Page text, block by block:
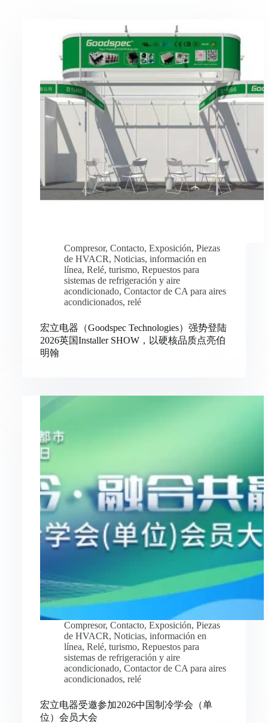
Compresor, Contacto, Exposición, Piezas
de HVACR, Noticias, información en
línea, Relé, turismo, Repuestos para
sistemas de refrigeración y aire
acondicionado, Contactor de CA para aires
acondicionados, relé
宏立电器（Goodspec Technologies）强势登陆
2026英国Installer SHOW，以硬核品质点亮伯
明翰
Compresor, Contacto, Exposición, Piezas
de HVACR, Noticias, información en
línea, Relé, turismo, Repuestos para
sistemas de refrigeración y aire
acondicionado, Contactor de CA para aires
acondicionados, relé
宏立电器受邀参加2026中国制冷学会（单
位）会员大会